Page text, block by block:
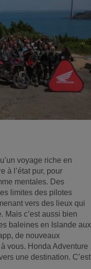
voyage riche en
à l’état pur, pour
mentales. Des
limites des pilotes
vers des lieux qui
Mais c’est aussi bien
baleines en Islande aux
de nouveaux
vous. Honda Adventure
une destination. C’est